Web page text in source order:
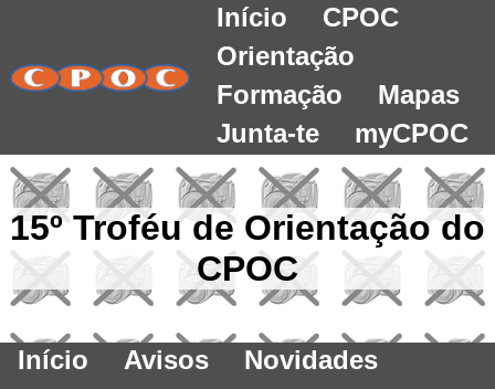
Início
CPOC
Orientação
Formação
Mapas
Junta-te
myCPOC
15º Troféu de Orientação do
CPOC
Início Avisos
Novidades